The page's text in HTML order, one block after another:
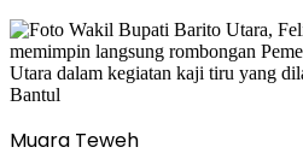
Muara Teweh